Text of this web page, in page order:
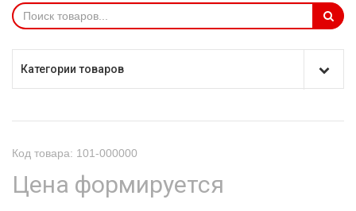
Категории товаров
Код товара: 101-000000
Цена формируется